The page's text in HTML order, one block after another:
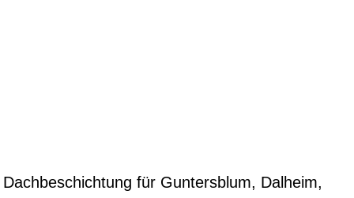
Dachbeschichtung für Guntersblum, Dalheim,